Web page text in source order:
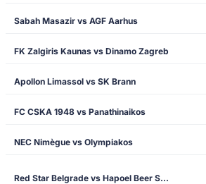
Sabah Masazir vs AGF Aarhus
FK Zalgiris Kaunas vs Dinamo Zagreb
Apollon Limassol vs SK Brann
FC CSKA 1948 vs Panathinaikos
NEC Nimègue vs Olympiakos
Red Star Belgrade vs Hapoel Beer Sheva